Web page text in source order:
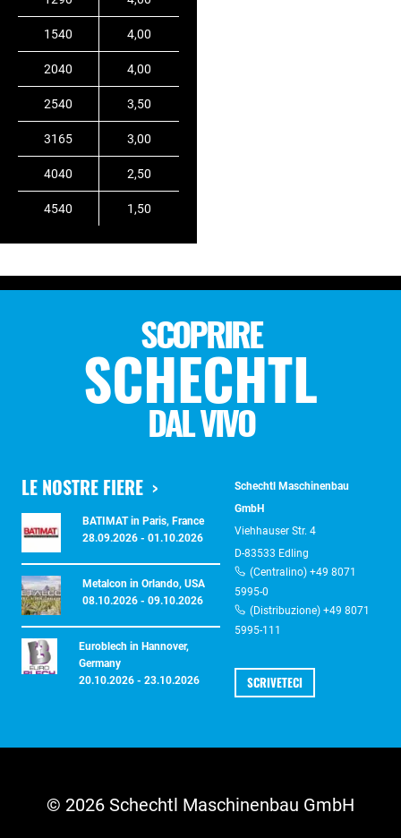
1540 4,00
2040 4,00
2540 3,50
3165 3,00
4040 2,50
4540 1,50
SCOPRIRE
SCHECHTL
DAL VIVO
LE NOSTRE FIERE
BATIMAT in Paris, France
28.09.2026 - 01.10.2026
Metalcon in Orlando, USA
08.10.2026 - 09.10.2026
Euroblech in Hannover,
Germany
20.10.2026 - 23.10.2026
Schechtl Maschinenbau
GmbH
Viehhauser Str. 4
D-83533 Edling
(Centralino) +49 8071
5995-0
(Distribuzione) +49 8071
5995-111
SCRIVETECI
© 2026 Schechtl Maschinenbau GmbH